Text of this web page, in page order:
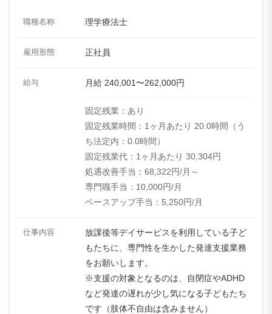
職種名称 理学療法士
雇用形態 正社員
給与 月給 240,001〜262,000円
固定残業：あり
固定残業時間：1ヶ月あたり 20.0時間（う
ち法定内：0.0時間）
固定残業代：1ヶ月あたり 30,304円
処遇改善手当：68,322円/月～
専門職手当：10,000円/月
ベースアップ手当：5,250円/月
仕事内容
放課後等デイサービスを利用している子ど
もたちに、専門性を生かした発達支援業務
をお願いします。
※支援の対象となるのは、自閉症やADHD
など発達の遅れが少し気になる子どもたち
です（肢体不自由は含みません）